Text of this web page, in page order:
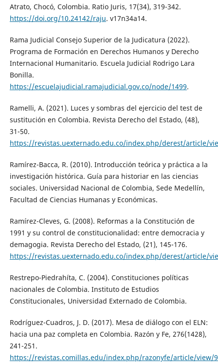
Atrato, Chocó, Colombia. Ratio Juris, 17(34), 319-342.
https://doi.org/10.24142/raju. v17n34a14.
Rama Judicial Consejo Superior de la Judicatura (2022).
Programa de Formación en Derechos Humanos y Derecho
Internacional Humanitario. Escuela Judicial Rodrigo Lara
Bonilla.
https://escuelajudicial.ramajudicial.gov.co/node/1499.
Ramelli, A. (2021). Luces y sombras del ejercicio del test de
sustitución en Colombia. Revista Derecho del Estado, (48),
31-50.
https://revistas.uexternado.edu.co/index.php/derest/article/
Ramírez-Bacca, R. (2010). Introducción teórica y práctica a la
investigación histórica. Guía para historiar en las ciencias
sociales. Universidad Nacional de Colombia, Sede Medellín,
Facultad de Ciencias Humanas y Económicas.
Ramírez-Cleves, G. (2008). Reformas a la Constitución de
1991 y su control de constitucionalidad: entre democracia y
demagogia. Revista Derecho del Estado, (21), 145-176.
https://revistas.uexternado.edu.co/index.php/derest/article/
Restrepo-Piedrahíta, C. (2004). Constituciones políticas
nacionales de Colombia. Instituto de Estudios
Constitucionales, Universidad Externado de Colombia.
Rodríguez-Cuadros, J. D. (2017). Mesa de diálogo con el ELN:
hacia una paz completa en Colombia. Razón y Fe, 276(1428),
241-251.
https://revistas.comillas.edu/index.php/razonyfe/article/view/